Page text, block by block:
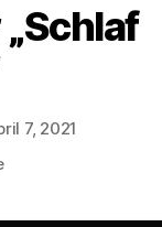
7, 2021
zu